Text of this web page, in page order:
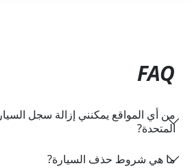
FAQ
من أي المواقع يمكنني إزالة سجل
المتحدة?
ما هي شروط حذف السيارة?